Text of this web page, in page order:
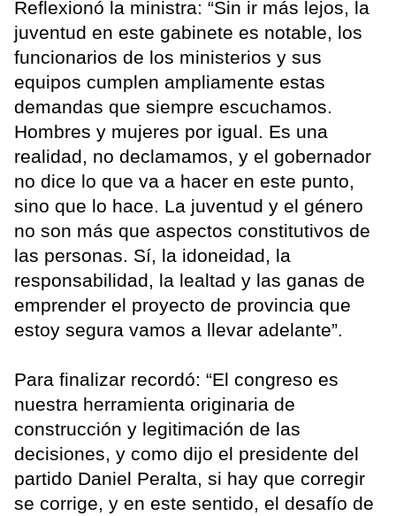
Reflexionó la ministra: “Sin ir más lejos, la
juventud en este gabinete es notable, los
funcionarios de los ministerios y sus
equipos cumplen ampliamente estas
demandas que siempre escuchamos.
Hombres y mujeres por igual. Es una
realidad, no declamamos, y el gobernador
no dice lo que va a hacer en este punto,
sino que lo hace. La juventud y el género
no son más que aspectos constitutivos de
las personas. Sí, la idoneidad, la
responsabilidad, la lealtad y las ganas de
emprender el proyecto de provincia que
estoy segura vamos a llevar adelante”.
Para finalizar recordó: “El congreso es
nuestra herramienta originaria de
construcción y legitimación de las
decisiones, y como dijo el presidente del
partido Daniel Peralta, si hay que corregir
se corrige, y en este sentido, el desafío de